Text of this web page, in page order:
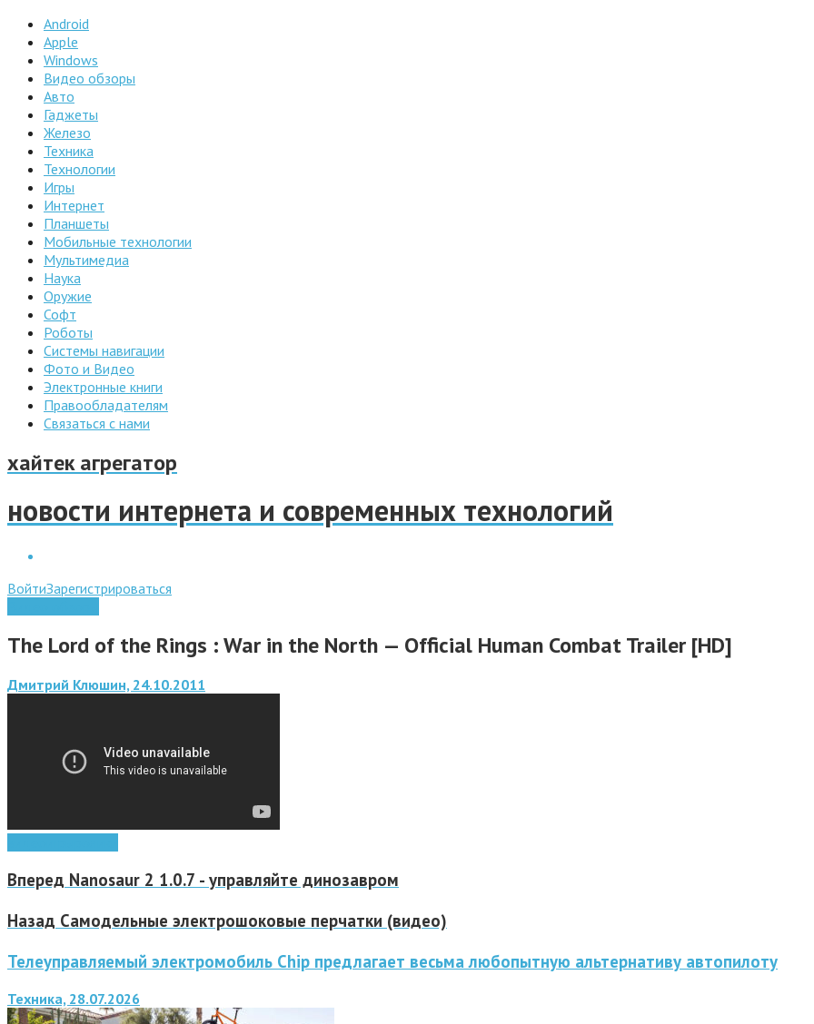
Android
Apple
Windows
Видео обзоры
Авто
Гаджеты
Железо
Техника
Технологии
Игры
Интернет
Планшеты
Мобильные технологии
Мультимедиа
Наука
Оружие
Софт
Роботы
Системы навигации
Фото и Видео
Электронные книги
Правообладателям
Связаться с нами
хайтек агрегатор
новости интернета и современных технологий
ВойтиЗарегистрироваться
The Lord of the Rings : War in the North — Official Human Combat Trailer [HD]
Дмитрий Клюшин, 24.10.2011
Вперед Nanosaur 2 1.0.7 - управляйте динозавром
Назад Самодельные электрошоковые перчатки (видео)
Телеуправляемый электромобиль Chip предлагает весьма любопытную альтернативу автопилоту
Техника, 28.07.2026